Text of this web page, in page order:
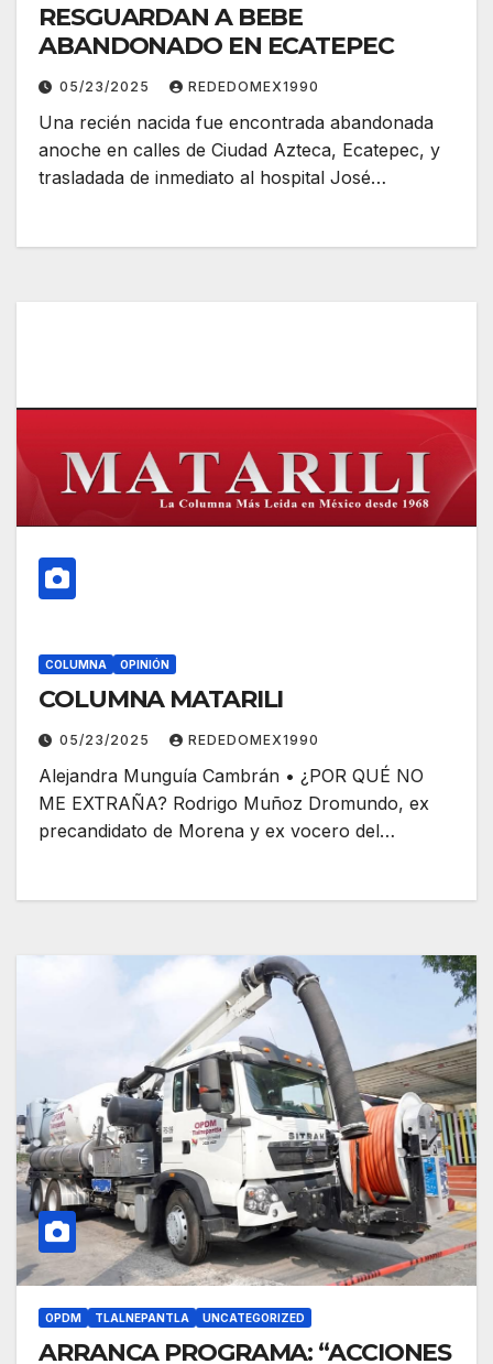
RESGUARDAN A BEBE
ABANDONADO EN ECATEPEC
05/23/2025 REDEDOMEX1990
Una recién nacida fue encontrada abandonada
anoche en calles de Ciudad Azteca, Ecatepec, y
trasladada de inmediato al hospital José…
COLUMNA OPINIÓN
COLUMNA MATARILI
05/23/2025 REDEDOMEX1990
Alejandra Munguía Cambrán • ¿POR QUÉ NO
ME EXTRAÑA? Rodrigo Muñoz Dromundo, ex
precandidato de Morena y ex vocero del…
OPDM TLALNEPANTLA UNCATEGORIZED
ARRANCA PROGRAMA: “ACCIONES